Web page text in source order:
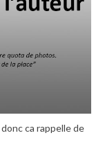
ca rappelle de